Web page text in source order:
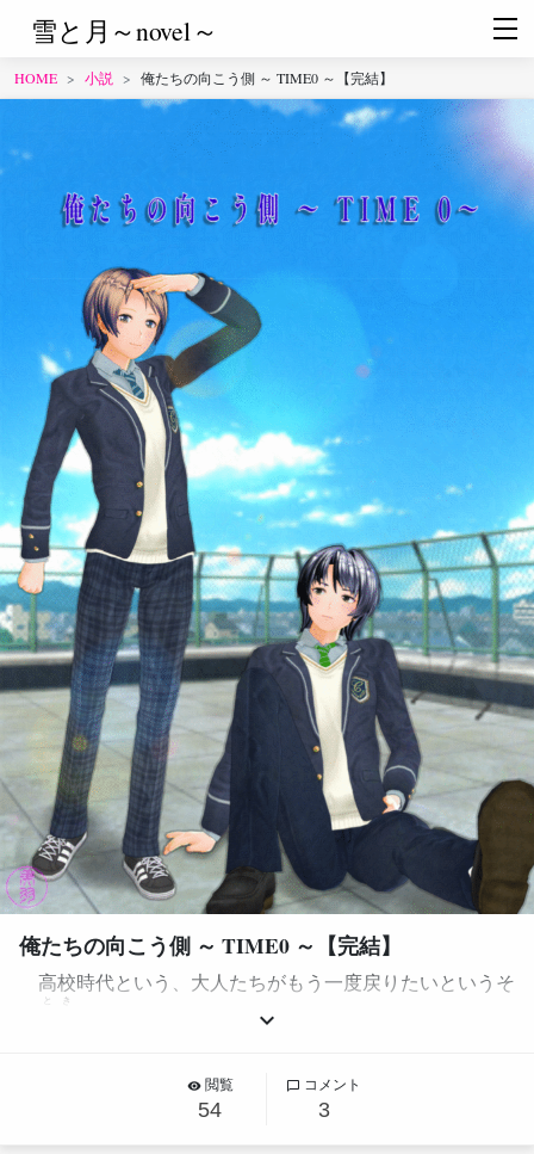
雪と月～novel～
HOME 小説 俺たちの向こう側 ～ TIME0 ～【完結】
俺たちの向こう側 ～ TIME0 ～【完結】
keyboard_arrow_down
高校時代という、大人たちがもう一度戻りたいというそ
とき
を、俺は３年間、ひとりで過ごすのだと思ってい
remove_red_eye閲覧
54
chat_bubble_outline コメント
3